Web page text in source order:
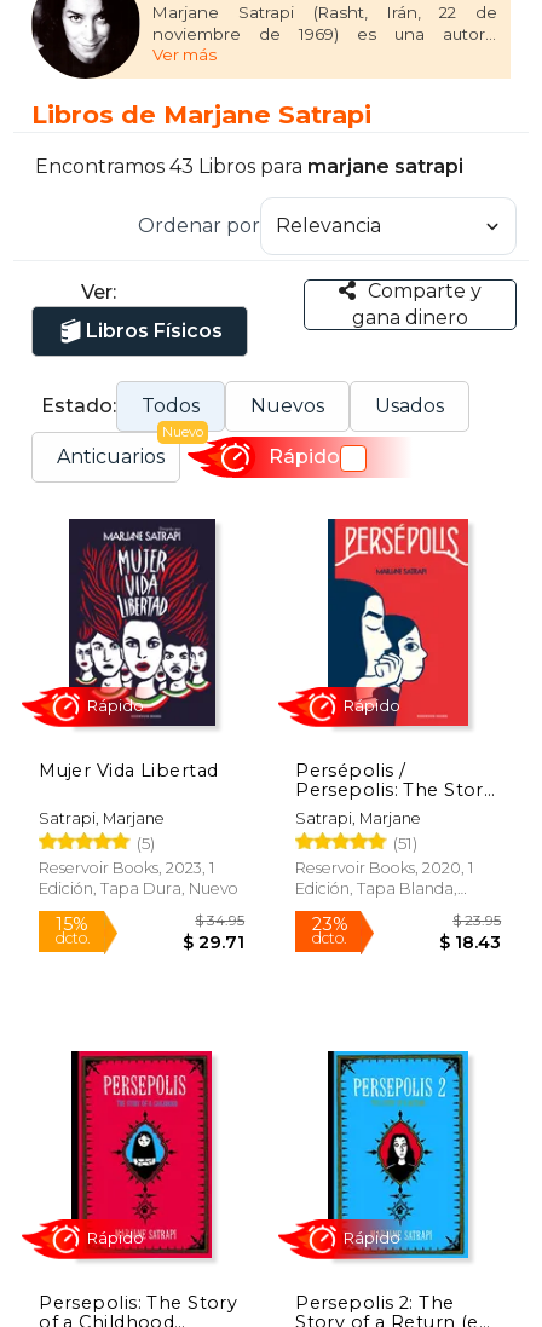
Marjane Satrapi (Rasht, Irán, 22 de
noviembre de 1969) es una autora,
ilustradora y cineasta franco-iraní, famosa
por su novela gráfica Persépolis, donde
Revolución Islámica. Satrapi emigró a
desarrolló su carrera artística. Además de
Bordados entre sus obras más conocidas.
Ha recibido premios como el Premio del
Jurado en el Festival de Cannes por la
Satrapi es celebrada por su estilo visual y su
capacidad para abordar temas políticos y
personales con honestidad y humor.
Ver más
Libros de Marjane Satrapi
Encontramos 43 Libros para marjane satrapi
Ordenar por
Ver:
Libros Físicos
Comparte y
gana dinero
Estado: Todos Nuevos Usados
Anticuarios
Nuevo
Rápido
Mujer Vida Libertad
Satrapi, Marjane
(5)
Reservoir Books, 2023, 1
Edición, Tapa Dura, Nuevo
15%
dcto. $ 29.71
Rápido
Persépolis /
Persepolis: The Story
of a Childhood
Satrapi, Marjane
(51)
Reservoir Books, 2020, 1
Edición, Tapa Blanda,
Nuevo
23%
dcto.
Rápido
Persepolis: The Story
of a Childhood
Persepolis 2: The
Story of a Return (en